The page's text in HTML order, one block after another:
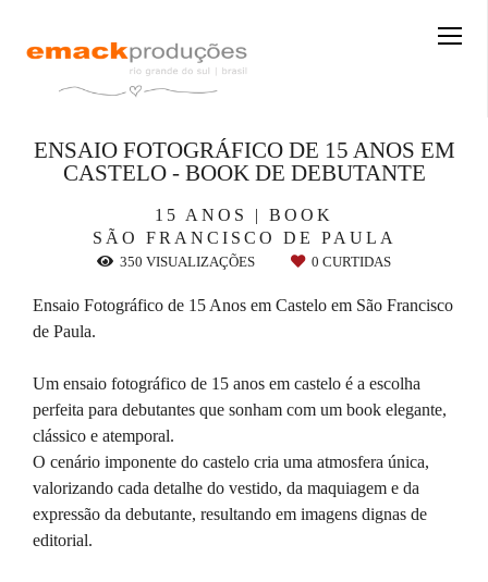
15 ANOS | BOOK
SÃO FRANCISCO DE PAULA
ENSAIO FOTOGRÁFICO DE 15 ANOS EM
CASTELO - BOOK DE DEBUTANTE
350 VISUALIZAÇÕES 0 CURTIDAS
Ensaio Fotográfico de 15 Anos em Castelo em São Francisco
de Paula.
Um ensaio fotográfico de 15 anos em castelo é a escolha
perfeita para debutantes que sonham com um book elegante,
clássico e atemporal.
O cenário imponente do castelo cria uma atmosfera única,
valorizando cada detalhe do vestido, da maquiagem e da
expressão da debutante, resultando em imagens dignas de
editorial.